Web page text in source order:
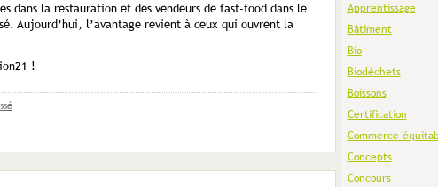
dans la restauration et des vendeurs de fast-food dans le
Aujourd’hui, l’avantage revient à ceux qui ouvrent la
!
Apprentissage
Bâtiment
Bio
Biodéchets
Boissons
Certification
Commerce
Concepts
Concours